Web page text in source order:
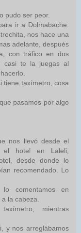
pudo ser peor.
ir a Dolmabache.
nos hace una
adelante, después
con tráfico en dos
casi te la juegas al
tiene taxímetro, cosa
pasamos por algo
nos llevó desde el
el hotel en Laleli,
desde donde lo
recomendado. Lo
comentamos en
la cabeza.
mientras
y nos arreglábamos